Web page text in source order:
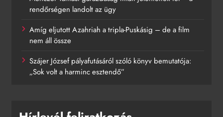
rendőrségen landolt az ügy
Amíg eljutott Azahriah a tripla-Puskásig – de a film
nem áll össze
Szájer József pályafutásáról szóló könyv bemutatója:
„Sok volt a harminc esztendő”